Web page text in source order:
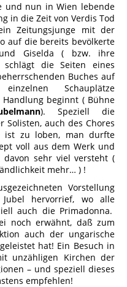
nun in Wien lebende
in die Zeit von Verdis Tod
Zeitungsjunge mit der
auf die bereits bevölkerte
Giselda ( bzw. ihre
die Seiten eines
Buches auf
Schauplätze
beginnt ( Bühne
). Speziell die
auch des Chores
ist zu loben, man durfte
voll aus dem Werk und
sehr viel versteht (
mehr… ) !
Vorstellung
hervorrief, wo alle
auch die Primadonna.
noch erwähnt, daß zum
auch der ungarische
hat! Ein Besuch in
unzähligen Kirchen der
– und speziell dieses
empfehlen!